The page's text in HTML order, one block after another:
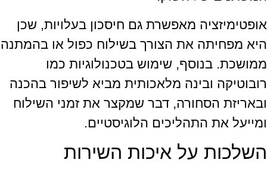
אופטימיזציה מאפשרת גם חיסכון בעלויות, שכן
היא מפחיתה את הצורך בשילוח כפול או בהמתנה
ממושכת. בנוסף, שימוש בטכנולוגיות כמו
רובוטיקה ובינה מלאכותית מביא לשיפור בהכנה
ובאריזת הסחורה, דבר שמקצר את זמני השילוח
ומייעל את התהליכים הלוגיסטיים.
השלכות על איכות השירות